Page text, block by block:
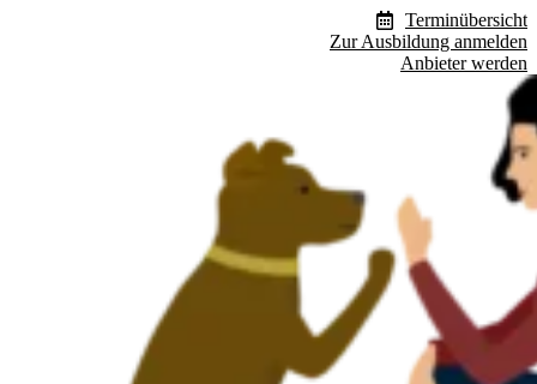
Terminübersicht
Zur Ausbildung anmelden
Anbieter werden